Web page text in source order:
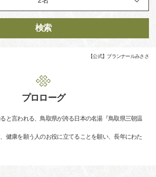
検索
【公式】ブランナールみささ
プロローグ
と言われる、鳥取県が誇る日本の名湯『鳥取県三朝温
健康を願う人のお役に立てることを願い、長年にわた